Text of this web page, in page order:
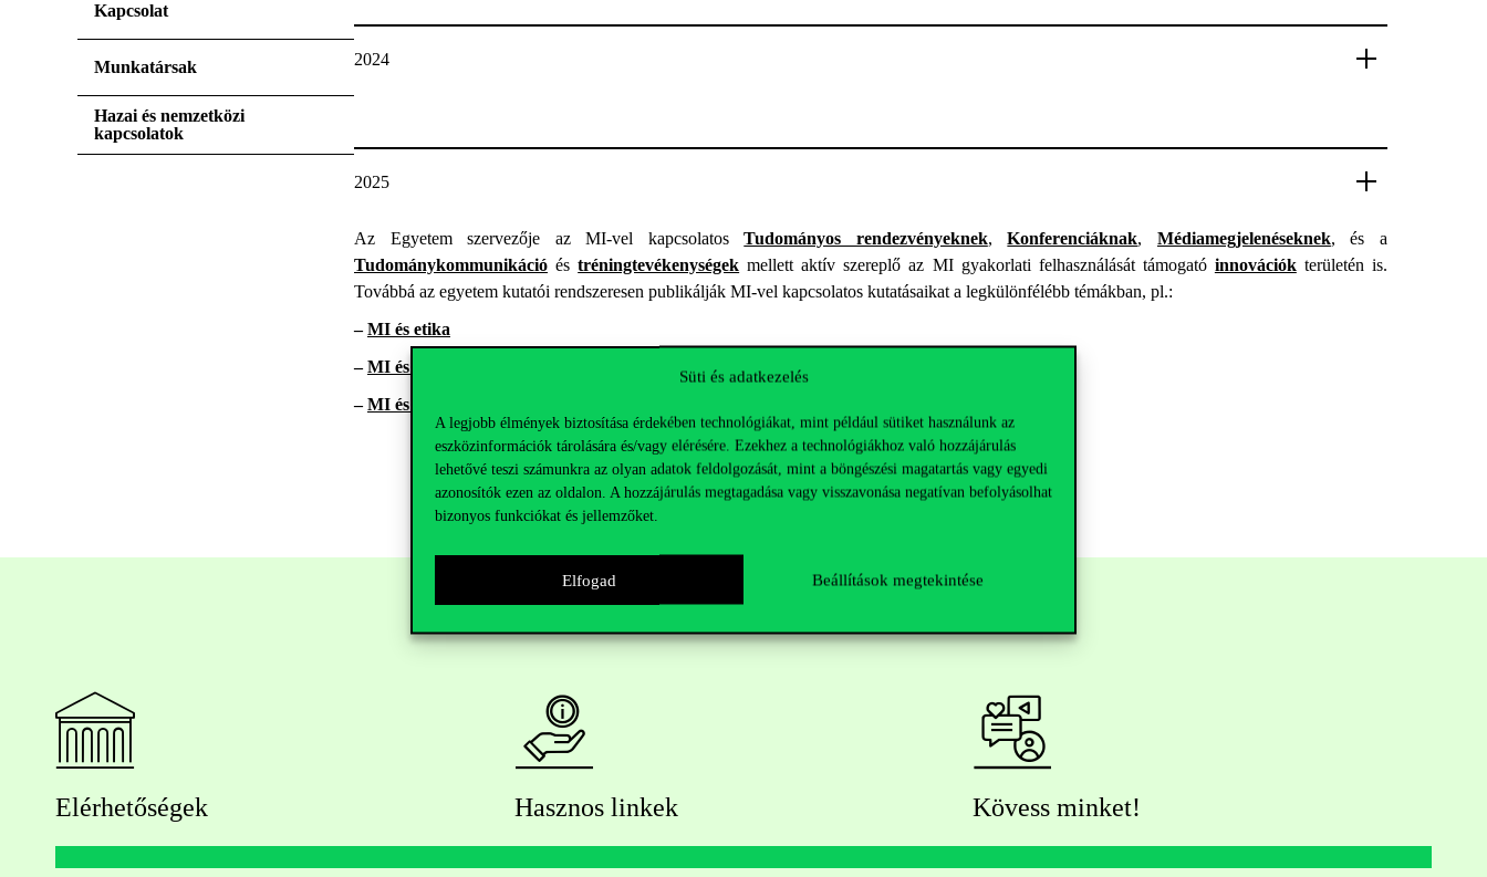
Süti és adatkezelés
A legjobb élmények biztosítása érdekében technológiákat, mint például sütiket használunk az
eszközinformációk tárolására és/vagy elérésére. Ezekhez a technológiákhoz való hozzájárulás
lehetővé teszi számunkra az olyan adatok feldolgozását, mint a böngészési magatartás vagy egyedi
azonosítók ezen az oldalon. A hozzájárulás megtagadása vagy visszavonása negatívan befolyásolhat
bizonyos funkciókat és jellemzőket.
Elfogad Beállítások megtekintése
Kapcsolat
Munkatársak
Hazai és nemzetközi
kapcsolatok
2024
2025
Az Egyetem szervezője az MI-vel kapcsolatosTudományos rendezvényeknek,Konferenciáknak, Médiamegjelenéseknek, és a
Tudománykommunikáció éstréningtevékenységek mellett aktív szereplő az MI gyakorlati felhasználását támogató innovációk területén is.
Továbbá az egyetem kutatói rendszeresen publikálják MI-vel kapcsolatos kutatásaikat a legkülönfélébb témákban, pl.:
–MI és etika
–MI és felsőoktatás
–MI és munkaerőpiac
Elérhetőségek Hasznos linkek Kövess minket!